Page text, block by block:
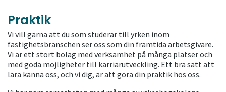
Praktik
Vi vill gärna att du som studerar till yrken inom
fastighetsbranschen ser oss som din framtida arbetsgivare.
Vi är ett stort bolag med verksamhet på många platser och
med goda möjligheter till karriärutveckling. Ett bra sätt att
lära känna oss, och vi dig, är att göra din praktik hos oss.